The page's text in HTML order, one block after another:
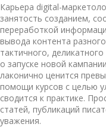
Карьера digital-
занятость созданием,
переработкой
вывода контента
тактичного,
о запуске новой
лаконично ценится
помощи курсов с целью
сводится к практике.
статей, публикаций
уважения.